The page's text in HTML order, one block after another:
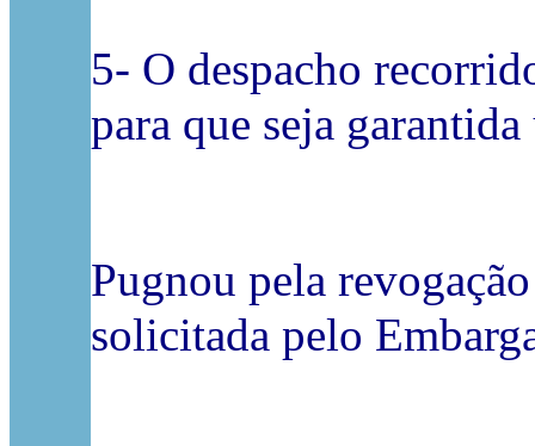
5- O despacho
para que seja
Pugnou pela
solicitada pelo